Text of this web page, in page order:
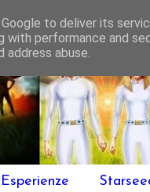
Esperienze
to deliver its
with performance and
abuse.